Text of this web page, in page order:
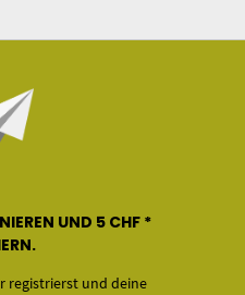
UND 5 CHF *
registrierst und deine